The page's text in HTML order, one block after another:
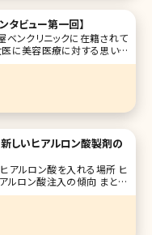
タビュー第一回】
ンクリニックに在籍されて
に美容医療に対する思いを
美容整形、美肌、アンチエイ
味がある分野の医療面での
第一回は兵庫県芦屋市の芦
しいヒアルロン酸製剤の
ルロン酸注入の傾向 まとめ
を用いた治療は美容皮膚科で
アルロン